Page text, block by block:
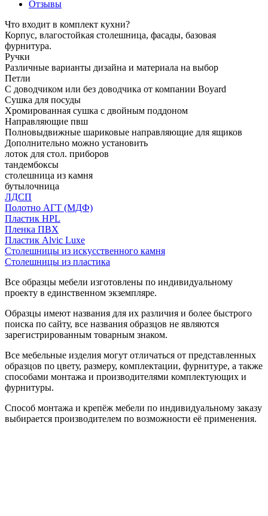
Отзывы
Что входит в комплект кухни?
Корпус, влагостойкая столешница, фасады, базовая
фурнитура.
Ручки
Различные варианты дизайна и материала на выбор
Петли
С доводчиком или без доводчика от компании Boyard
Сушка для посуды
Хромированная сушка с двойным поддоном
Направляющие пвш
Полновыдвижные шариковые направляющие для ящиков
Дополнительно можно установить
лоток для стол. приборов
тандембоксы
столешница из камня
бутылочница
ЛДСП
Полотно АГТ (МДФ)
Пластик HPL
Пленка ПВХ
Пластик Alvic Luxe
Столешницы из искусственного камня
Столешницы из пластика
Все образцы мебели изготовлены по индивидуальному
проекту в единственном экземпляре.
Образцы имеют названия для их различия и более быстрого
поиска по сайту, все названия образцов не являются
зарегистрированным товарным знаком.
Все мебельные изделия могут отличаться от представленных
образцов по цвету, размеру, комплектации, фурнитуре, а также
способами монтажа и производителями комплектующих и
фурнитуры.
Способ монтажа и крепёж мебели по индивидуальному заказу
выбирается производителем по возможности её применения.